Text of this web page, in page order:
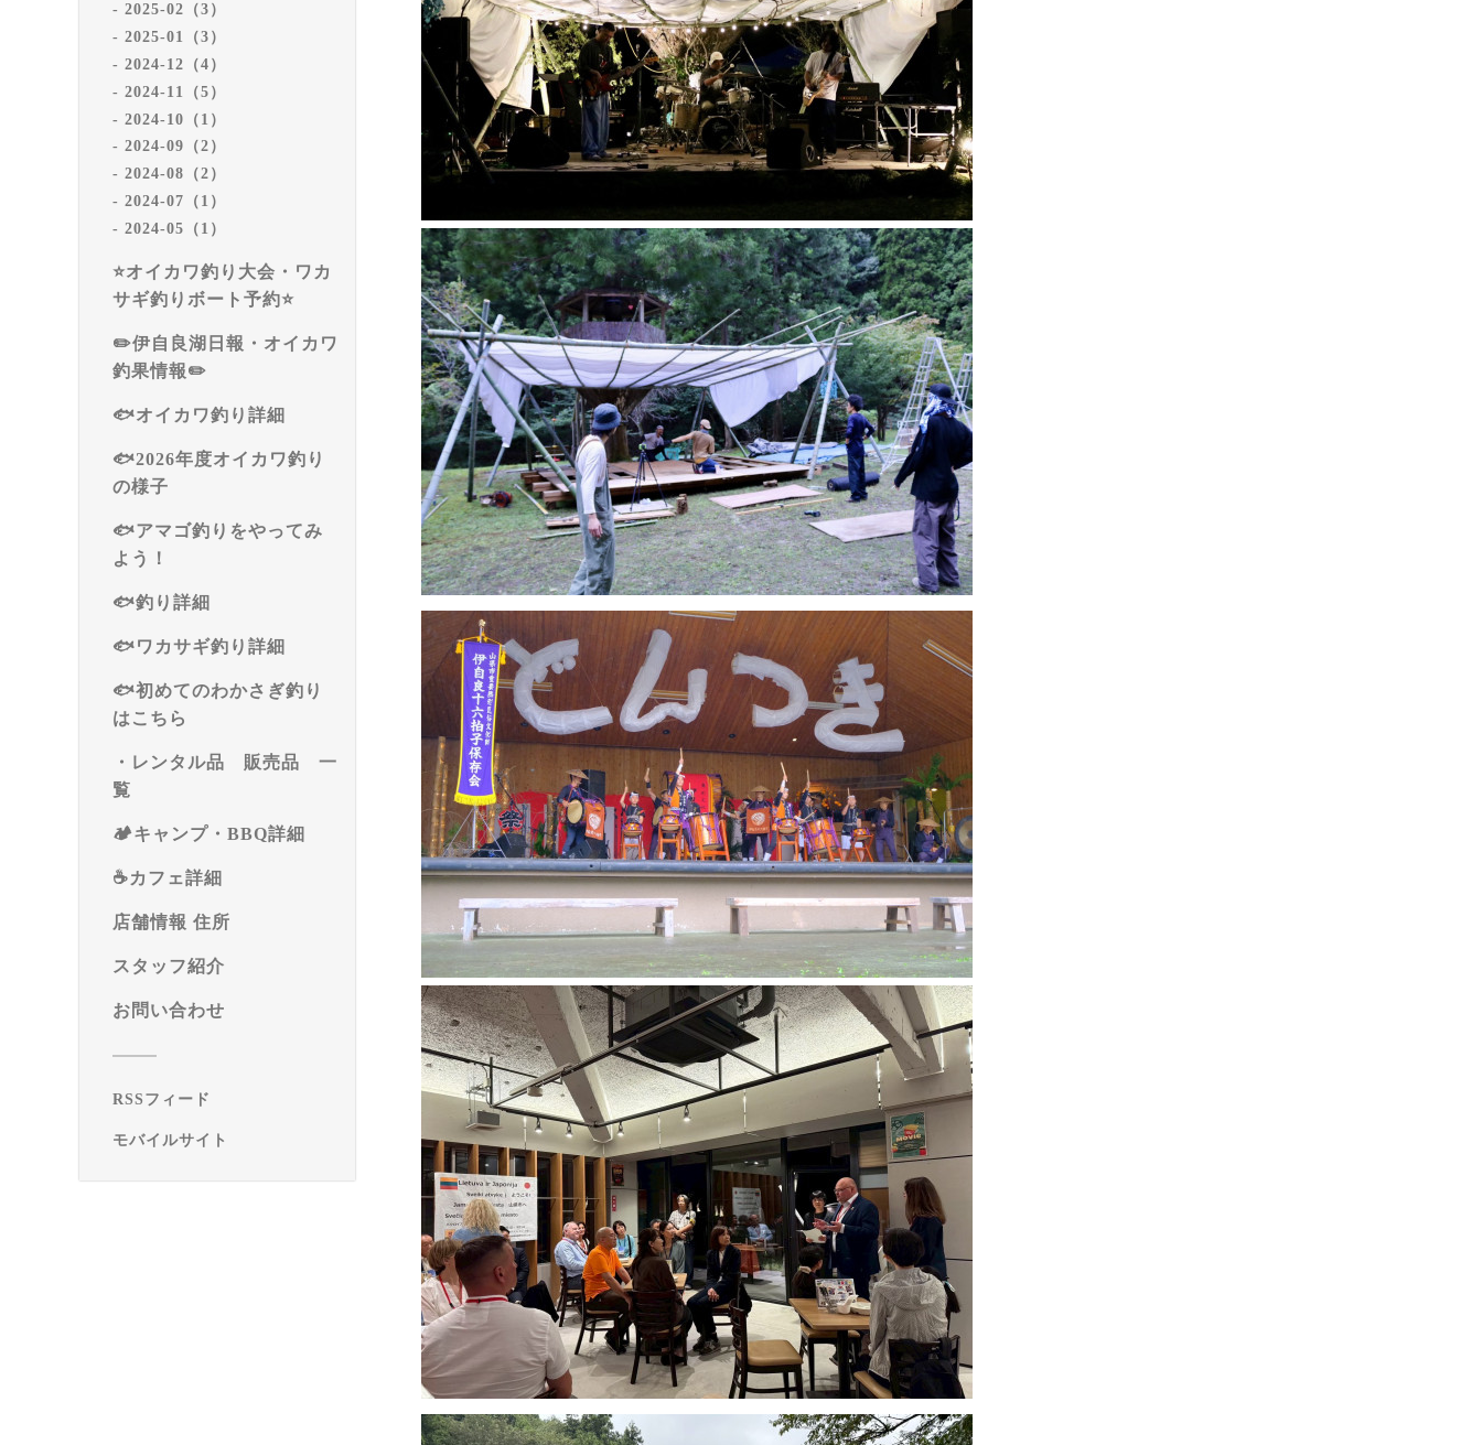
2025-02（3）
2025-01（3）
2024-12（4）
2024-11（5）
2024-10（1）
2024-09（2）
2024-08（2）
2024-07（1）
2024-05（1）
⭐️オイカワ釣り大会・ワカ
サギ釣りボート予約⭐️
✏️伊自良湖日報・オイカワ
釣果情報✏️
🐟オイカワ釣り詳細
🐟2026年度オイカワ釣り
の様子
🐟アマゴ釣りをやってみ
よう！
🐟釣り詳細
🐟ワカサギ釣り詳細
🐟初めてのわかさぎ釣り
はこちら
・レンタル品 販売品 一
覧
🏕️キャンプ・BBQ詳細
☕️カフェ詳細
店舗情報 住所
スタッフ紹介
お問い合わせ
RSSフィード
モバイルサイト